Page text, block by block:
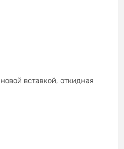
вставкой, откидная